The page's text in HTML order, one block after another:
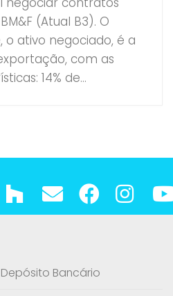
(Atual B3). O
o ativo negociado, é a
com as
14% de...
Bancário